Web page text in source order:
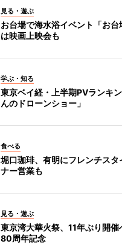
見る・遊ぶ
お台場で海水浴イベント「お
は映画上映会も
学ぶ・知る
東京ベイ経・上半期PVランキ
んのドローンショー」
食べる
堀口珈琲、有明にフレンチス
ナー営業も
見る・遊ぶ
東京湾大華火祭、11年ぶり開
80周年記念